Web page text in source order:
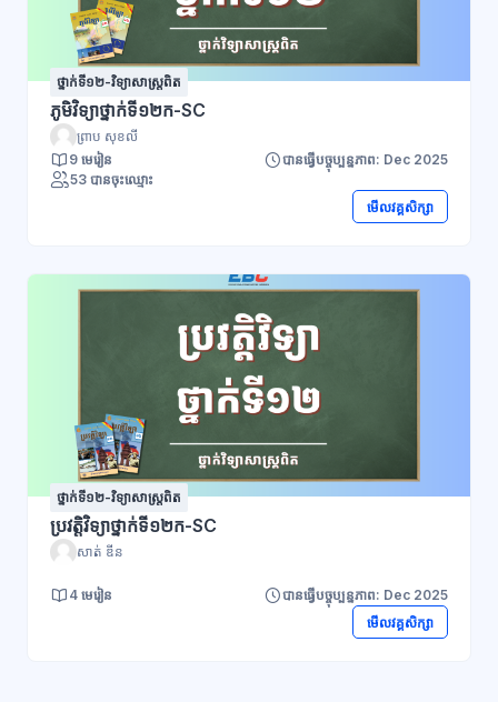
ថ្នាក់ទី១២-វិទ្យាសាស្ដ្រពិត
ភូមិវិទ្យាថ្នាក់ទី១២ក-SC
ព្រាប សុខលី
9 មេរៀន
បានធ្វើបច្ចុប្បន្នភាព: Dec 2025
53 បានចុះឈ្មោះ
មើលវគ្គសិក្សា
ថ្នាក់ទី១២-វិទ្យាសាស្ដ្រពិត
ប្រវត្តិវិទ្យា​ថ្នាក់ទី១២ក-SC
សាត់ ឌីន
4 មេរៀន
បានធ្វើបច្ចុប្បន្នភាព: Dec 2025
មើលវគ្គសិក្សា